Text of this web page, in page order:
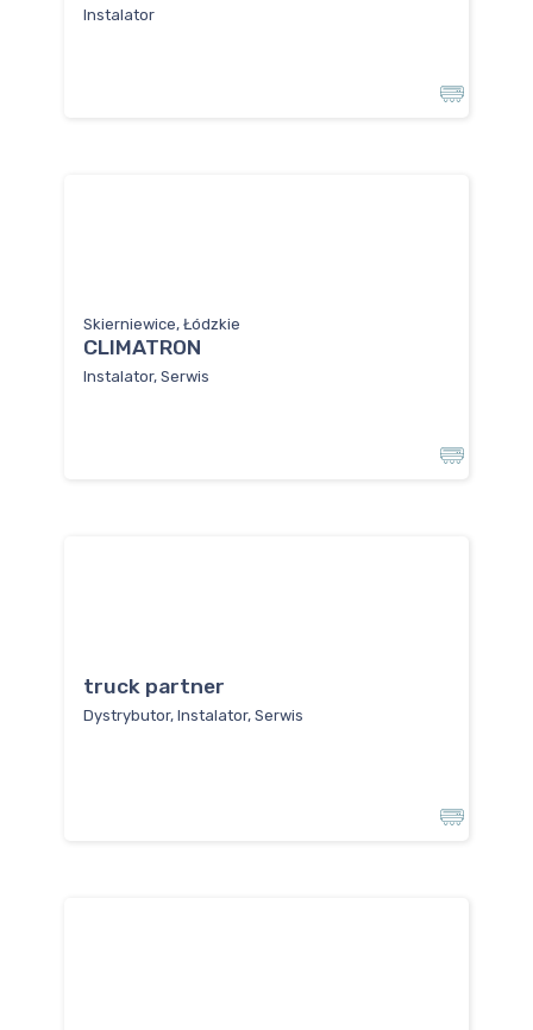
Instalator
Skierniewice, Łódzkie
CLIMATRON
Instalator, Serwis
truck partner
Dystrybutor, Instalator, Serwis